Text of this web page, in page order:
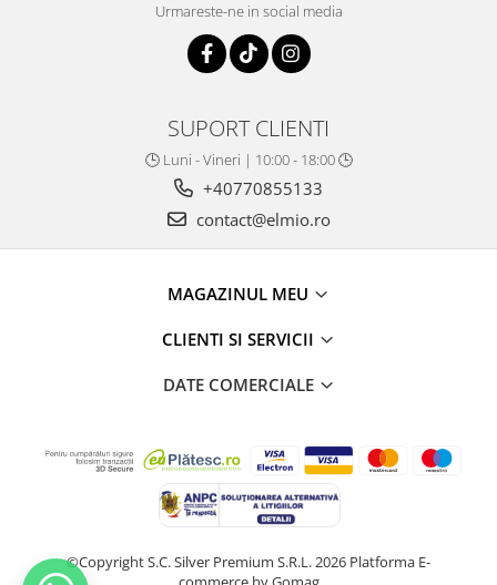
Urmareste-ne in social media
SUPORT CLIENTI
🕒 Luni - Vineri | 10:00 - 18:00 🕒
+40770855133
contact@elmio.ro
MAGAZINUL MEU
CLIENTI SI SERVICII
DATE COMERCIALE
©Copyright S.C. Silver Premium S.R.L. 2026 Platforma E-